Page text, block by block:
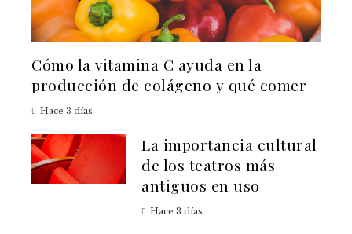
Cómo la vitamina C ayuda en la
producción de colágeno y qué comer
Hace 3 días
La importancia cultural
de los teatros más
antiguos en uso
Hace 3 días